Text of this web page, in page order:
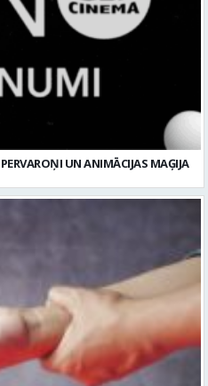
to novērst, atpazīt un veiksmīgi